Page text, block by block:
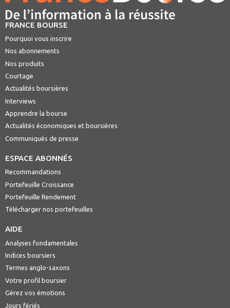
FRANCE BOURSE
Pourquoi vous inscrire
Nos abonnements
Nos produits
Courtage
Actualités boursières
Interviews
Apprendre la bourse
Actualités économiques et boursières
Communiqués de presse
ESPACE ABONNÉS
Recommandations
Portefeuille Croissance
Portefeuille Rendement
Télécharger nos portefeuilles
AIDE
Analyses fondamentales
Indices boursiers
Termes anglo-saxons
Votre profil boursier
Gérez vos émotions
Jours fériés